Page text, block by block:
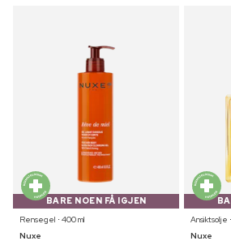
BARE NOEN FÅ IGJEN
Rensegel ⋅ 400 ml
Nuxe
Ansiktsolje
Nuxe